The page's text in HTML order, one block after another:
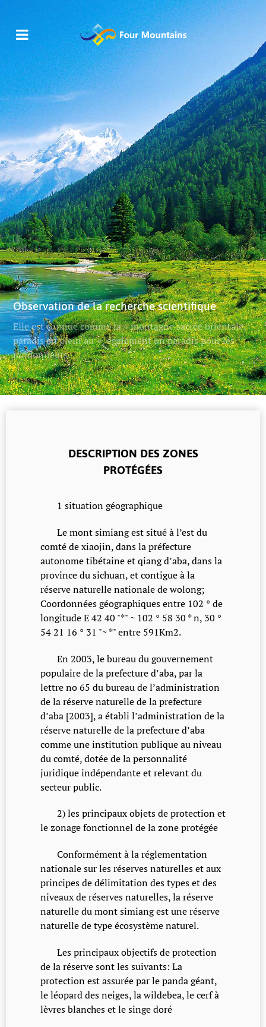
Observation de la recherche scientifique
Elle est connue comme la « montagne sacrée orientale,
paradis en plein air », également un paradis pour les
randonneurs.
DESCRIPTION DES ZONES
PROTÉGÉES
1 situation géographique
Le mont simiang est situé à l’est du
comté de xiaojin, dans la préfecture
autonome tibétaine et qiang d’aba, dans la
province du sichuan, et contigue à la
réserve naturelle nationale de wolong;
Coordonnées géographiques entre 102 ° de
longitude E 42 40 "*" ~ 102 ° 58 30 * n, 30 °
54 21 16 ° 31 "~ *" entre 591Km2.
En 2003, le bureau du gouvernement
populaire de la prefecture d’aba, par la
lettre no 65 du bureau de l’administration
de la réserve naturelle de la prefecture
d’aba [2003], a établi l’administration de la
réserve naturelle de la prefecture d’aba
comme une institution publique au niveau
du comté, dotée de la personnalité
juridique indépendante et relevant du
secteur public.
2) les principaux objets de protection et
le zonage fonctionnel de la zone protégée
Conformément à la réglementation
nationale sur les réserves naturelles et aux
principes de délimitation des types et des
niveaux de réserves naturelles, la réserve
naturelle du mont simiang est une réserve
naturelle de type écosystème naturel.
Les principaux objectifs de protection
de la réserve sont les suivants: La
protection est assurée par le panda géant,
le léopard des neiges, la wildebea, le cerf à
lèvres blanches et le singe doré